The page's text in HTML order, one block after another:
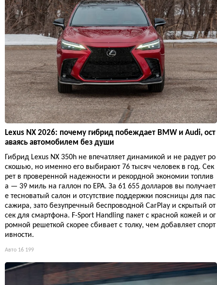
Lexus NX 2026: почему гибрид побеждает BMW и Audi, ост
аваясь автомобилем без души
Гибрид Lexus NX 350h не впечатляет динамикой и не радует ро
скошью, но именно его выбирают 76 тысяч человек в год. Сек
рет в проверенной надежности и рекордной экономии топлив
а — 39 миль на галлон по EPA. За 61 655 долларов вы получает
е тесноватый салон и отсутствие поддержки поясницы для пас
сажира, зато безупречный беспроводной CarPlay и скрытый от
сек для смартфона. F-Sport Handling пакет с красной кожей и ог
ромной решеткой скорее сбивает с толку, чем добавляет спорт
ивности.
Авто 16 199